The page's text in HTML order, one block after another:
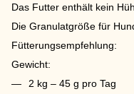
Das Futter enthält kein
Die Granulatgröße für
Fütterungsempfehlung:
Gewicht:
2 kg – 45 g pro Tag